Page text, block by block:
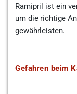
Ramipril ist ein
um die richtige
gewährleisten.
Gefahren beim